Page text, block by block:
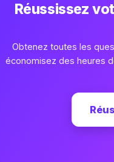
Réussissez
Obtenez toutes les
économisez des heures